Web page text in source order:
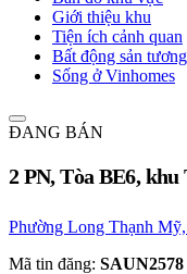
Giới thiệu khu
Tiện ích cảnh quan
Bất động sản
Sống ở Vinhomes
ĐANG BÁN
2 PN, Tòa BE6, khu
Phường Long Thạnh
Mã tin đăng: SAUN2578